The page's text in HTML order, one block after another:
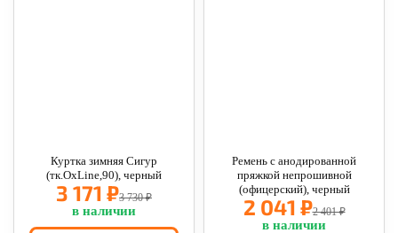
Куртка зимняя Сигур
(тк.OxLine,90), черный
3 171 ₽3 730 ₽
в наличии
Ремень с анодированной
пряжкой непрошивной
(офицерский), черный
2 041 ₽2 401 ₽
в наличии